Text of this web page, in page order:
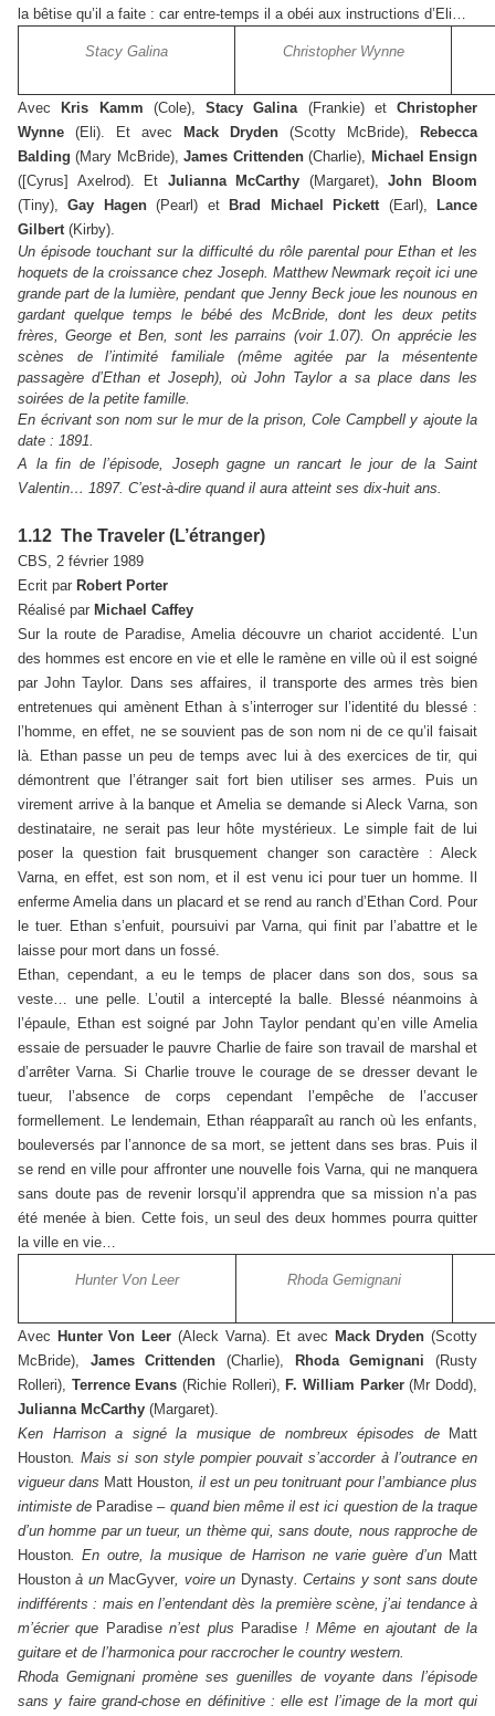
la bêtise qu’il a faite : car entre-temps il a obéi aux instructions d’Eli…
Stacy Galina Christopher Wynne
Avec Kris Kamm (Cole), Stacy Galina (Frankie) et Christopher
Wynne (Eli). Et avec Mack Dryden (Scotty McBride),
Rebecca
Balding(Mary McBride),James Crittenden(Charlie), Michael Ensign
([Cyrus] Axelrod). Et Julianna McCarthy (Margaret),John Bloom
(Tiny),Gay Hagen(Pearl) et Brad Michael Pickett (Earl),
Lance
Gilbert (Kirby).
Un épisode touchant sur la difficulté du rôle parental pour Ethan et les
hoquets de la croissance chez Joseph. Matthew Newmark reçoit ici une
grande part de la lumière, pendant que Jenny Beck joue les nounous en
gardant quelque temps le bébé des McBride, dont les deux petits
frères, George et Ben, sont les parrains (voir 1.07). On apprécie les
scènes de l’intimité familiale (même agitée par la mésentente
passagère d’Ethan et Joseph), où John Taylor a sa place dans les
soirées de la petite famille.
En écrivant son nom sur le mur de la prison, Cole Campbell y ajoute la
date : 1891.
A la fin de l’épisode, Joseph gagne un rancart le jour de la Saint
Valentin… 1897. C’est-à-dire quand il aura atteint ses dix-huit ans.
1.12 The Traveler (L’étranger)
CBS, 2 février 1989
Ecrit par Robert Porter
Réalisé par Michael Caffey
Sur la route de Paradise, Amelia découvre un chariot accidenté. L’un
des hommes est encore en vie et elle le ramène en ville où il est soigné
par John Taylor. Dans ses affaires, il transporte des armes très bien
entretenues qui amènent Ethan à s’interroger sur l’identité du blessé :
l’homme, en effet, ne se souvient pas de son nom ni de ce qu’il faisait
là. Ethan passe un peu de temps avec lui à des exercices de tir, qui
démontrent que l’étranger sait fort bien utiliser ses armes. Puis un
virement arrive à la banque et Amelia se demande si Aleck Varna, son
destinataire, ne serait pas leur hôte mystérieux. Le simple fait de lui
poser la question fait brusquement changer son caractère : Aleck
Varna, en effet, est son nom, et il est venu ici pour tuer un homme. Il
enferme Amelia dans un placard et se rend au ranch d’Ethan Cord. Pour
le tuer. Ethan s’enfuit, poursuivi par Varna, qui finit par l’abattre et le
laisse pour mort dans un fossé.
Ethan, cependant, a eu le temps de placer dans son dos, sous sa
veste… une pelle. L’outil a intercepté la balle. Blessé néanmoins à
l’épaule, Ethan est soigné par John Taylor pendant qu’en ville Amelia
essaie de persuader le pauvre Charlie de faire son travail de marshal et
d’arrêter Varna. Si Charlie trouve le courage de se dresser devant le
tueur, l’absence de corps cependant l’empêche de l’accuser
formellement. Le lendemain, Ethan réapparaît au ranch où les enfants,
bouleversés par l’annonce de sa mort, se jettent dans ses bras. Puis il
se rend en ville pour affronter une nouvelle fois Varna, qui ne manquera
sans doute pas de revenir lorsqu’il apprendra que sa mission n’a pas
été menée à bien. Cette fois, un seul des deux hommes pourra quitter
la ville en vie…
Hunter Von Leer Rhoda Gemignani
Avec Hunter Von Leer (Aleck Varna). Et avec Mack Dryden(Scotty
McBride), James Crittenden(Charlie), Rhoda Gemignani(Rusty
Rolleri), Terrence Evans(Richie Rolleri), F. William Parker(Mr Dodd),
Julianna McCarthy (Margaret).
Ken Harrison a signé la musique de nombreux épisodes de
Matt
Houston. Mais si son style pompier pouvait s’accorder à l’outrance en
vigueur dans Matt Houston, il est un peu tonitruant pour l’ambiance plus
intimiste de Paradise – quand bien même il est ici question de la traque
d’un homme par un tueur, un thème qui, sans doute, nous rapproche de
Houston. En outre, la musique de Harrison ne varie guère d’un Matt
Houstonà un MacGyver, voire un Dynasty. Certains y sont sans doute
indifférents : mais en l’entendant dès la première scène, j’ai tendance à
m’écrier que Paradisen’est plus Paradise ! Même en ajoutant de la
guitare et de l’harmonica pour raccrocher le country western.
Rhoda Gemignani promène ses guenilles de voyante dans l’épisode
sans y faire grand-chose en définitive : elle est l’image de la mort qui